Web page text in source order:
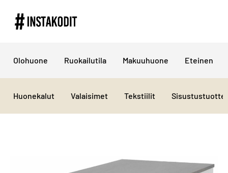
Olohuone Ruokailutila Makuuhuone Eteinen
Huonekalut Valaisimet Tekstiilit